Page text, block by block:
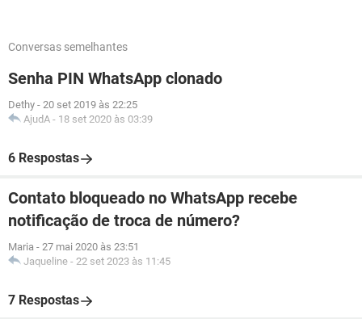
Conversas semelhantes
Senha PIN WhatsApp clonado
Dethy - 20 set 2019 às 22:25
AjudA - 18 set 2020 às 03:39
6 Respostas
Contato bloqueado no WhatsApp recebe
notificação de troca de número?
Maria - 27 mai 2020 às 23:51
Jaqueline - 22 set 2023 às 11:45
7 Respostas